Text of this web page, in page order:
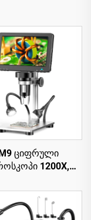
ციფრული
1200X,
12MP,
PCB სქემის